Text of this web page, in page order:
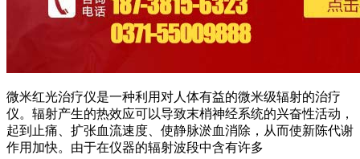
微米红光治疗仪是一种利用对人体有益的微米级辐射的治疗
仪。辐射产生的热效应可以导致末梢神经系统的兴奋性活动，
起到止痛、扩张血流速度、使静脉淤血消除，从而使新陈代谢
作用加快。由于在仪器的辐射波段中含有许多